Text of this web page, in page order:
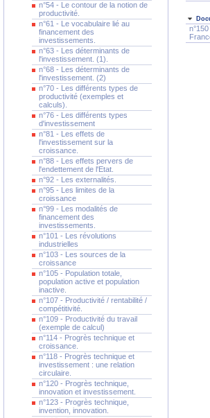
n°54 - Le contour de la notion de
productivité.
n°61 - Le vocabulaire lié au
financement des
investissements.
n°63 - Les déterminants de
l'investissement. (1).
n°68 - Les déterminants de
l'investissement. (2)
n°70 - Les différents types de
productivité (exemples et
calculs).
n°76 - Les différents types
d'investissement
n°81 - Les effets de
l'investissement sur la
croissance.
n°88 - Les effets pervers de
l'endettement de l'Etat.
n°92 - Les externalités.
n°95 - Les limites de la
croissance
n°99 - Les modalités de
financement des
investissements.
n°101 - Les révolutions
industrielles
n°103 - Les sources de la
croissance
n°105 - Population totale,
population active et population
inactive.
n°107 - Productivité / rentabilité /
compétitivité.
n°109 - Productivité du travail
(exemple de calcul)
n°114 - Progrès technique et
croissance.
n°118 - Progrès technique et
investissement : une relation
circulaire.
n°120 - Progrès technique,
innovation et investissement.
n°123 - Progrès technique,
invention, innovation.